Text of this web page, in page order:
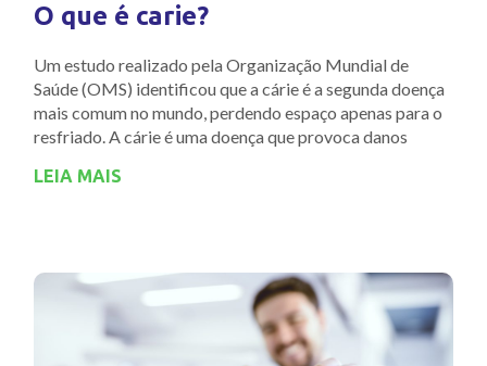
O que é carie?
Um estudo realizado pela Organização Mundial de
Saúde (OMS) identificou que a cárie é a segunda doença
mais comum no mundo, perdendo espaço apenas para o
resfriado. A cárie é uma doença que provoca danos
LEIA MAIS